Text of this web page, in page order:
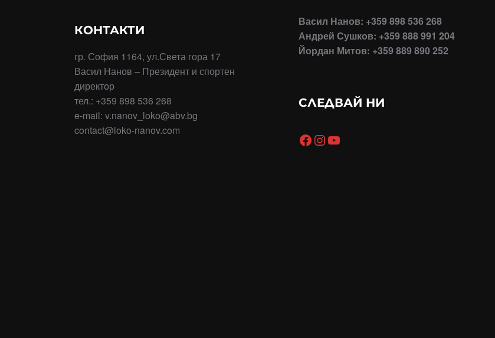
КОНТАКТИ
гр. София 1164, ул.Света гора 17
Васил Нанов – Президент и спортен
директор
тел.: +359 898 536 268
e-mail: v.nanov_loko@abv.bg
contact@loko-nanov.com
Васил Нанов: +359 898 536 268
Андрей Сушков: +359 888 991 204
Йордан Митов: +359 889 890 252
СЛЕДВАЙ НИ
Facebook
Instagram
YouTube